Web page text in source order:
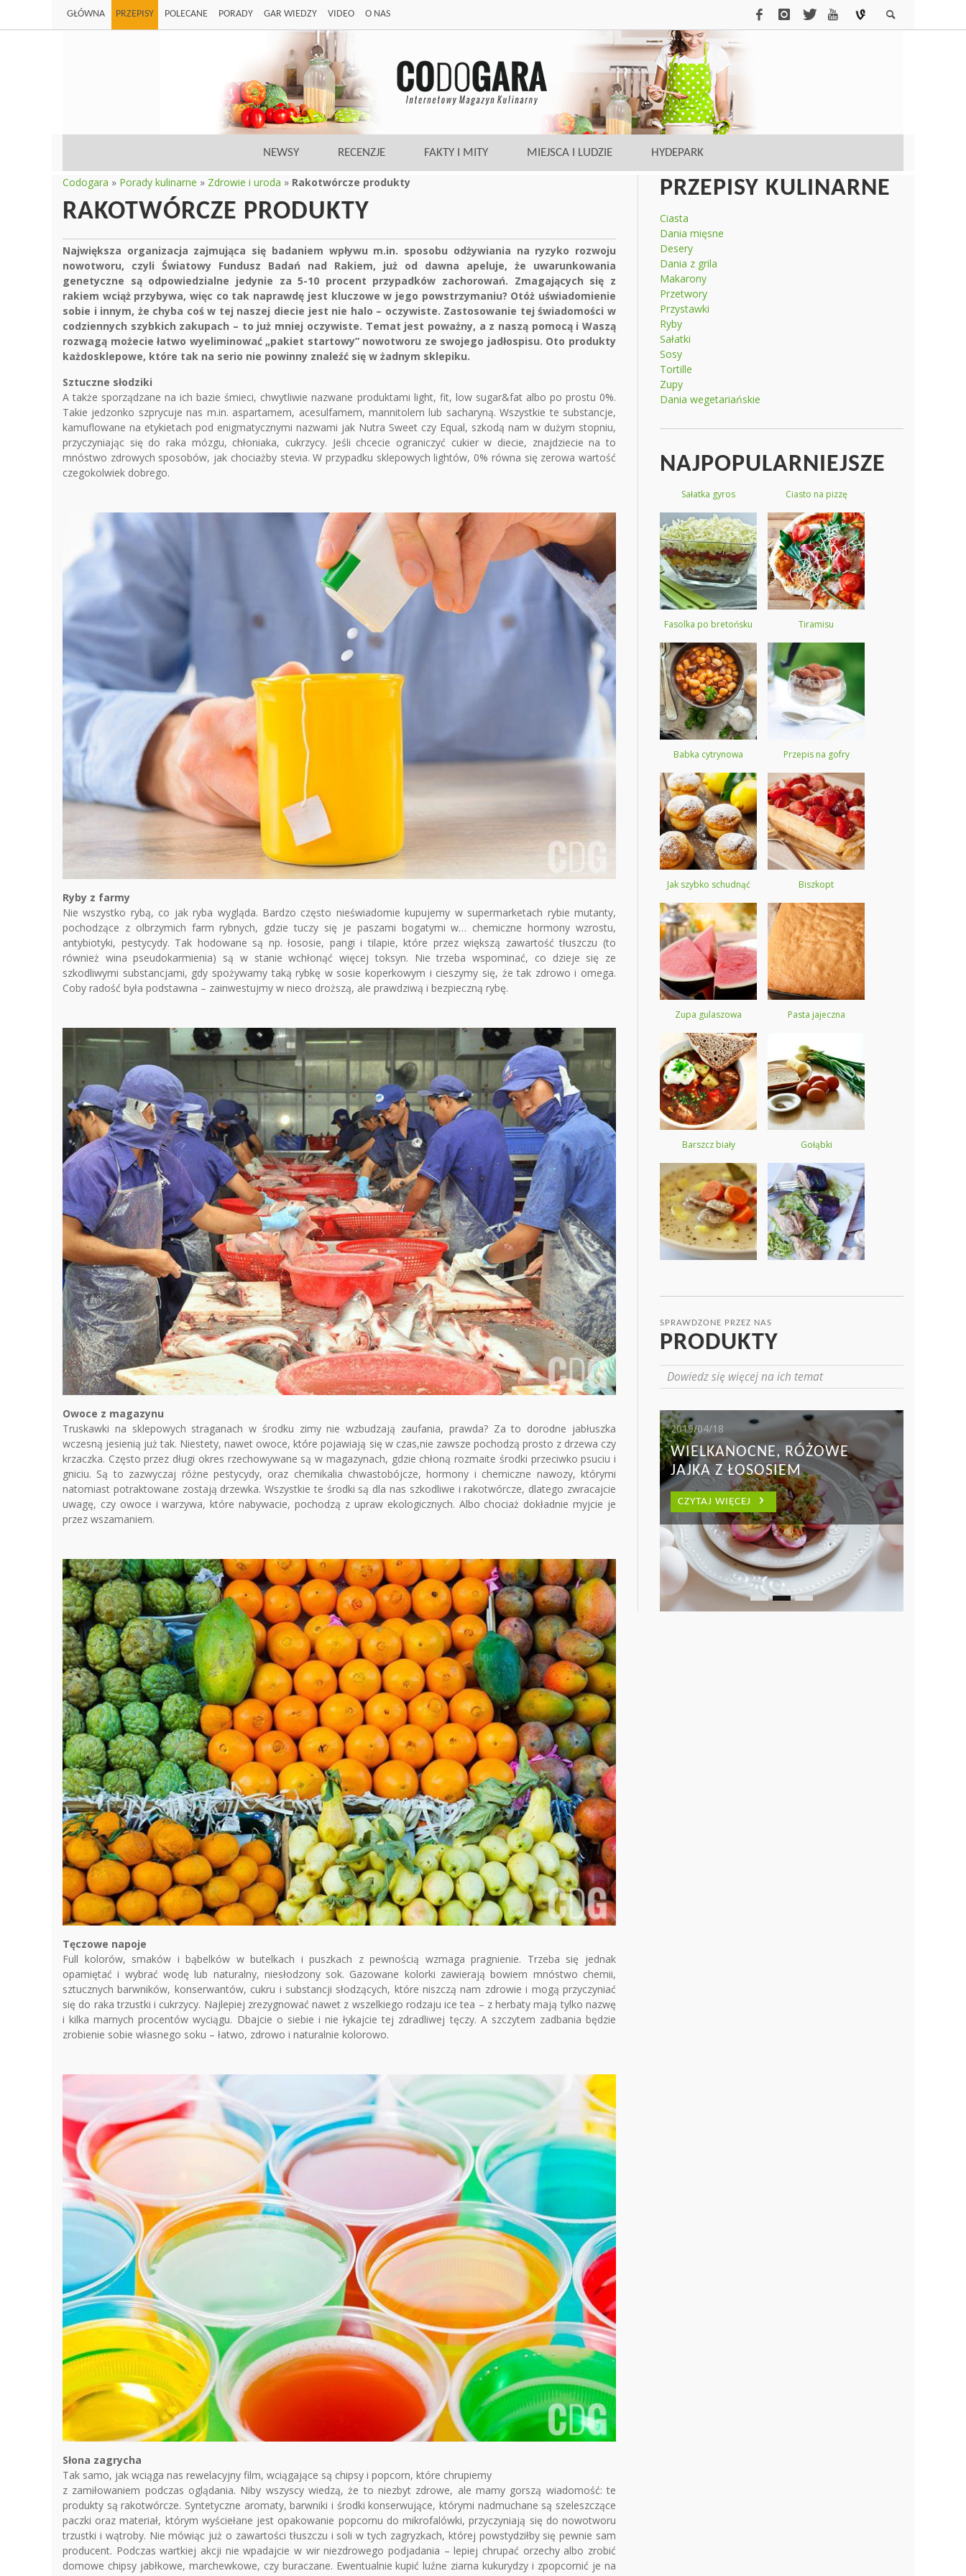
GŁÓWNA PRZEPISY POLECANE PORADY GAR WIEDZY VIDEO O NAS
NEWSY RECENZJE FAKTY I MITY MIEJSCA I LUDZIE HYDEPARK
Codogara » Porady kulinarne » Zdrowie i uroda » Rakotwórcze produkty
RAKOTWÓRCZE PRODUKTY
Największa organizacja zajmująca się badaniem wpływu m.in. sposobu odżywiania na ryzyko rozwoju
nowotworu, czyli Światowy Fundusz Badań nad Rakiem, już od dawna apeluje, że uwarunkowania
genetyczne są odpowiedzialne jedynie za 5-10 procent przypadków zachorowań. Zmagających się z
rakiem wciąż przybywa, więc co tak naprawdę jest kluczowe w jego powstrzymaniu? Otóż uświadomienie
sobie i innym, że chyba coś w tej naszej diecie jest nie halo – oczywiste. Zastosowanie tej świadomości w
codziennych szybkich zakupach – to już mniej oczywiste. Temat jest poważny, a z naszą pomocą i Waszą
rozwagą możecie łatwo wyeliminować „pakiet startowy” nowotworu ze swojego jadłospisu. Oto produkty
każdosklepowe, które tak na serio nie powinny znaleźć się w żadnym sklepiku.
Sztuczne słodziki
A także sporządzane na ich bazie śmieci, chwytliwie nazwane produktami light, fit, low sugar&fat albo po prostu 0%.
Takie jedzonko szprycuje nas m.in. aspartamem, acesulfamem, mannitolem lub sacharyną. Wszystkie te substancje,
kamuflowane na etykietach pod enigmatycznymi nazwami jak Nutra Sweet czy Equal, szkodą nam w dużym stopniu,
przyczyniając się do raka mózgu, chłoniaka, cukrzycy. Jeśli chcecie ograniczyć cukier w diecie, znajdziecie na to
mnóstwo zdrowych sposobów, jak chociażby stevia. W przypadku sklepowych lightów, 0% równa się zerowa wartość
czegokolwiek dobrego.
Ryby z farmy
Nie wszystko rybą, co jak ryba wygląda. Bardzo często nieświadomie kupujemy w supermarketach rybie mutanty,
pochodzące z olbrzymich farm rybnych, gdzie tuczy się je paszami bogatymi w… chemiczne hormony wzrostu,
antybiotyki, pestycydy. Tak hodowane są np. łososie, pangi i tilapie, które przez większą zawartość tłuszczu (to
również wina pseudokarmienia) są w stanie wchłonąć więcej toksyn. Nie trzeba wspominać, co dzieje się ze
szkodliwymi substancjami, gdy spożywamy taką rybkę w sosie koperkowym i cieszymy się, że tak zdrowo i omega.
Coby radość była podstawna – zainwestujmy w nieco droższą, ale prawdziwą i bezpieczną rybę.
Owoce z magazynu
Truskawki na sklepowych straganach w środku zimy nie wzbudzają zaufania, prawda? Za to dorodne jabłuszka
wczesną jesienią już tak. Niestety, nawet owoce, które pojawiają się w czas,nie zawsze pochodzą prosto z drzewa czy
krzaczka. Często przez długi okres rzechowywane są w magazynach, gdzie chłoną rozmaite środki przeciwko psuciu i
gniciu. Są to zazwyczaj różne pestycydy, oraz chemikalia chwastobójcze, hormony i chemiczne nawozy, którymi
natomiast potraktowane zostają drzewka. Wszystkie te środki są dla nas szkodliwe i rakotwórcze, dlatego zwracajcie
uwagę, czy owoce i warzywa, które nabywacie, pochodzą z upraw ekologicznych. Albo chociaż dokładnie myjcie je
przez wszamaniem.
Tęczowe napoje
Full kolorów, smaków i bąbelków w butelkach i puszkach z pewnością wzmaga pragnienie. Trzeba się jednak
opamiętać i wybrać wodę lub naturalny, niesłodzony sok. Gazowane kolorki zawierają bowiem mnóstwo chemii,
sztucznych barwników, konserwantów, cukru i substancji słodzących, które niszczą nam zdrowie i mogą przyczyniać
się do raka trzustki i cukrzycy. Najlepiej zrezygnować nawet z wszelkiego rodzaju ice tea – z herbaty mają tylko nazwę
i kilka marnych procentów wyciągu. Dbajcie o siebie i nie łykajcie tej zdradliwej tęczy. A szczytem zadbania będzie
zrobienie sobie własnego soku – łatwo, zdrowo i naturalnie kolorowo.
Słona zagrycha
Tak samo, jak wciąga nas rewelacyjny film, wciągające są chipsy i popcorn, które chrupiemy
z zamiłowaniem podczas oglądania. Niby wszyscy wiedzą, że to niezbyt zdrowe, ale mamy gorszą wiadomość: te
produkty są rakotwórcze. Syntetyczne aromaty, barwniki i środki konserwujące, którymi nadmuchane są szeleszczące
paczki oraz materiał, którym wyściełane jest opakowanie popcornu do mikrofalówki, przyczyniają się do nowotworu
trzustki i wątroby. Nie mówiąc już o zawartości tłuszczu i soli w tych zagryzkach, której powstydziłby się pewnie sam
producent. Podczas wartkiej akcji nie wpadajcie w wir niezdrowego podjadania – lepiej chrupać orzechy albo zrobić
domowe chipsy jabłkowe, marchewkowe, czy buraczane. Ewentualnie kupić luźne ziarna kukurydzy i zpopcornić je na
PRZEPISY KULINARNE
Ciasta
Dania mięsne
Desery
Dania z grila
Makarony
Przetwory
Przystawki
Ryby
Sałatki
Sosy
Tortille
Zupy
Dania wegetariańskie
NAJPOPULARNIEJSZE
Sałatka gyros Ciasto na pizzę
Fasolka po bretońsku Tiramisu
Babka cytrynowa Przepis na gofry
Jak szybko schudnąć Biszkopt
Zupa gulaszowa Pasta jajeczna
Barszcz biały Gołąbki
SPRAWDZONE PRZEZ NAS
PRODUKTY
Dowiedz się więcej na ich temat
2019/04/18
WIELKANOCNE, RÓŻOWE
JAJKA Z ŁOSOSIEM
CZYTAJ WIĘCEJ